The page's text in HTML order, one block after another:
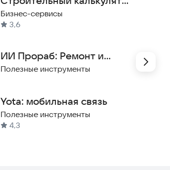
PROстройку
Бизнес-сервисы
3,6
ИИ Прораб: Ремонт и
сметы
Полезные инструменты
Yota: мобильная связь
Полезные инструменты
4,3